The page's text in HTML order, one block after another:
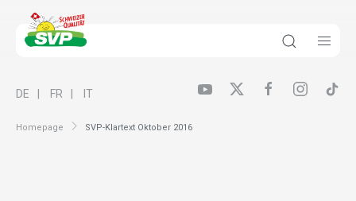
Homepage SVP-Klartext Oktober 2016
DE FR IT